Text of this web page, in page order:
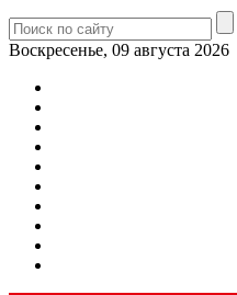
Воскресенье, 09 августа 2026